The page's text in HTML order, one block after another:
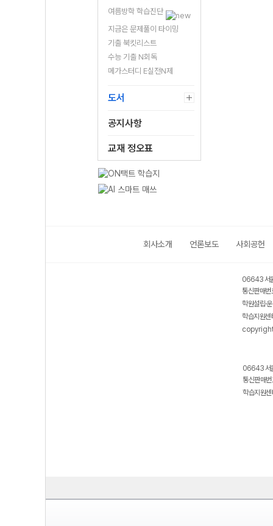
여름방학 학습진단
지금은 문제풀이 타이밍
기출 북킷리스트
수능 기출 N회독
메가스터디 E실전N제
도서
공지사항
교재 정오표
회사소개 언론보도 사회공헌
06643 서
통신판매
학원설립·
학습지원
06643 서
통신판매
학습지원